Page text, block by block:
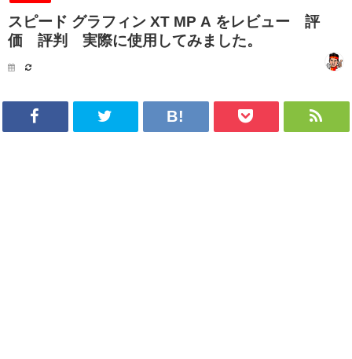
スピード グラフィン XT MP A をレビュー 評
価 評判 実際に使用してみました。